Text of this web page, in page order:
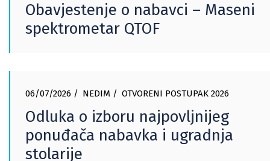
Obavjestenje o nabavci – Maseni
spektrometar QTOF
06/07/2026 NEDIM OTVORENI POSTUPAK 2026
Odluka o izboru najpovljnijeg
ponuđača nabavka i ugradnja
stolarije